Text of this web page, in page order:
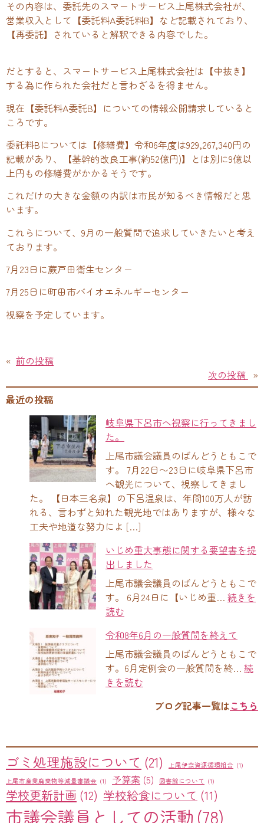
その内容は、委託先のスマートサービス上尾株式会社が、
営業収入として【委託料A委託料B】など記載されており、
【再委託】されていると解釈できる内容でした。
だとすると、スマートサービス上尾株式会社は【中抜き】
する為に作られた会社だと言わざるを得ません。
現在【委託料A委託B】についての情報公開請求していると
ころです。
委託料Bについては【修繕費】令和6年度は929,267,340円の
記載があり、【基幹的改良工事(約52億円)】とは別に9億以
上円もの修繕費がかかるそうです。
これだけの大きな金額の内訳は市民が知るべき情報だと思
います。
これらについて、9月の一般質問で追求していきたいと考え
ております。
7月23日に蕨戸田衛生センター
7月25日に町田市バイオエネルギーセンター
視察を予定しています。
« 前の投稿
次の投稿 »
最近の投稿
岐阜県下呂市へ視察に行ってきまし
た。
上尾市議会議員のばんどうともこで
す。 7月22日〜23日に岐阜県下呂市
へ観光について、視察してきまし
た。 【日本三名泉】の下呂温泉は、年間100万人が訪
れる、言わずと知れた観光地ではありますが、様々な
工夫や地道な努力によ […]
いじめ重大事態に関する要望書を提
出しました
上尾市議会議員のばんどうともこで
す。 6月24日に【いじめ重… 続きを
読む
令和8年6月の一般質問を終えて
上尾市議会議員のばんどうともこで
す。6月定例会の一般質問を終… 続
きを読む
ブログ記事一覧はこちら
ゴミ処理施設について (21) 上尾伊奈資源循環組合 (1)
上尾市産業廃棄物等減量審議会 (1) 予算案 (5) 図書館について (1)
学校更新計画 (12) 学校給食について (11)
市議会議員としての活動 (78)